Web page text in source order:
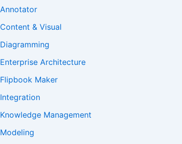
Annotator
Content & Visual
Diagramming
Enterprise Architecture
Flipbook Maker
Integration
Knowledge Management
Modeling